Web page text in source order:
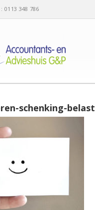
: 0113 348 786
schenking-belast